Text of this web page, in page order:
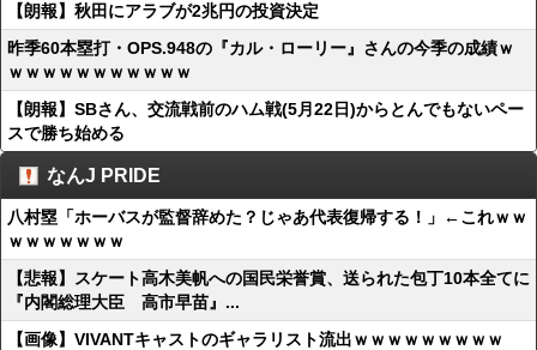
【朗報】秋田にアラブが2兆円の投資決定
昨季60本塁打・OPS.948の『カル・ローリー』さんの今季の成績ｗ
ｗｗｗｗｗｗｗｗｗｗｗ
【朗報】SBさん、交流戦前のハム戦(5月22日)からとんでもないペー
スで勝ち始める
なんJ PRIDE
八村塁「ホーバスが監督辞めた？じゃあ代表復帰する！」←これｗｗ
ｗｗｗｗｗｗｗ
【悲報】スケート高木美帆への国民栄誉賞、送られた包丁10本全てに
『内閣総理大臣 高市早苗』...
【画像】VIVANTキャストのギャラリスト流出ｗｗｗｗｗｗｗｗｗ